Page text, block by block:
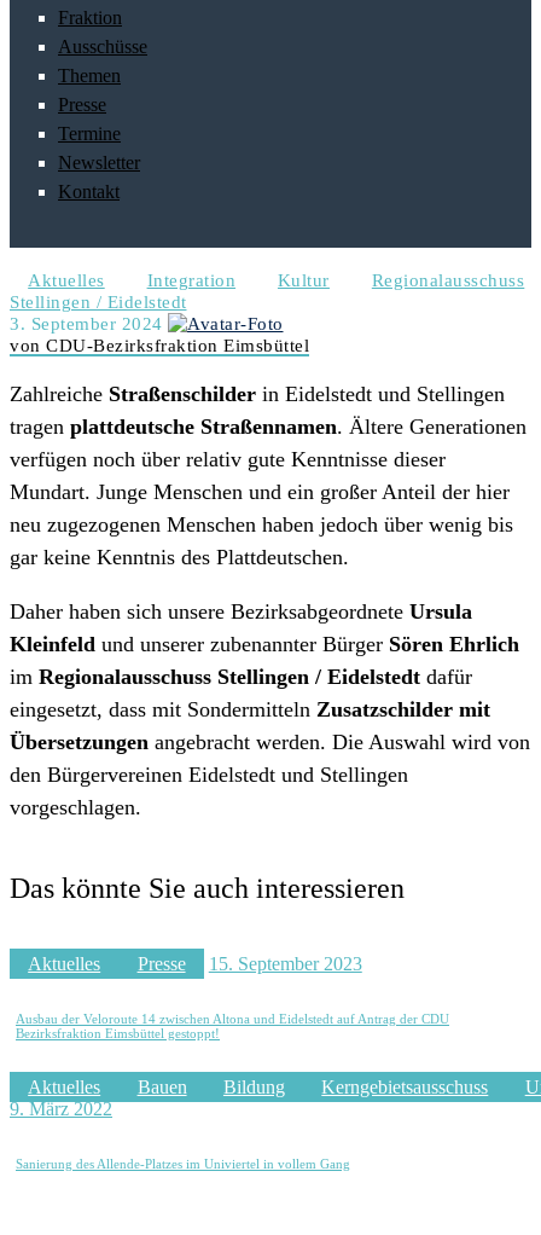
Fraktion
Ausschüsse
Themen
Presse
Termine
Newsletter
Kontakt
Aktuelles Integration Kultur
Regionalausschuss
Stellingen / Eidelstedt
3. September 2024
von CDU-Bezirksfraktion Eimsbüttel
Zahlreiche Straßenschilder in Eidelstedt und Stellingen
tragen plattdeutsche Straßennamen. Ältere Generationen
verfügen noch über relativ gute Kenntnisse dieser
Mundart. Junge Menschen und ein großer Anteil der hier
neu zugezogenen Menschen haben jedoch über wenig bis
gar keine Kenntnis des Plattdeutschen.
Daher haben sich unsere Bezirksabgeordnete Ursula
Kleinfeld und unserer zubenannter Bürger Sören Ehrlich
im Regionalausschuss Stellingen / Eidelstedt dafür
eingesetzt, dass mit Sondermitteln Zusatzschilder mit
Übersetzungen angebracht werden. Die Auswahl wird von
den Bürgervereinen Eidelstedt und Stellingen
vorgeschlagen.
Das könnte Sie auch interessieren
Aktuelles Presse 15. September 2023
Ausbau der Veloroute 14 zwischen Altona und Eidelstedt auf Antrag der CDU
Bezirksfraktion Eimsbüttel gestoppt!
Aktuelles Bauen Bildung Kerngebietsausschuss
9. März 2022
Sanierung des Allende-Platzes im Univiertel in vollem Gang